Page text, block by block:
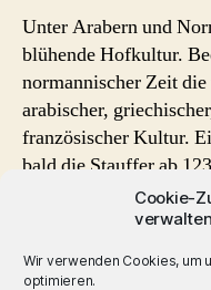
Cookie-
verwalten
Wir verwenden Cookies, um
optimieren.
Unter Arabern und
blühende Hofkultur.
normannischer Zeit
arabischer,
französischer Kultur.
bald die Stauffer ab
zur von den Spaniern
Sizilien eingeführten
Immer wieder gerät